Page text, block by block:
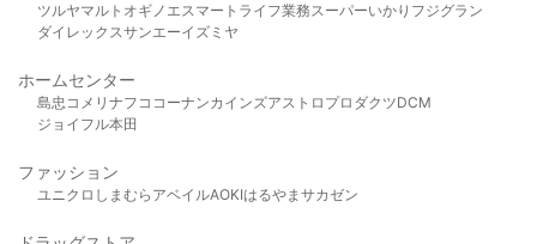
ツルヤマルト オギノ エスマート ライフ業務スーパーいかり フジグラン
ダイレックスサンエーイズミヤ
ホームセンター
島忠 コメリ ナフコ コーナンカインズアストロプロダクツDCM
ジョイフル本田
ファッション
ユニクロ しまむら アベイルAOKIはるやま サカゼン